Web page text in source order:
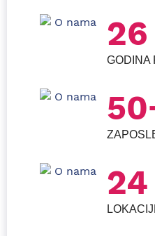
26
GODINA
24